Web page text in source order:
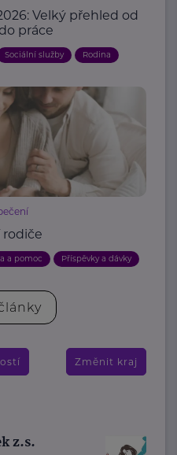
Velký přehled od
práce
Sociální služby Rodina
rodiče
a pomoc Příspěvky a dávky
Změnit kraj
z.s.